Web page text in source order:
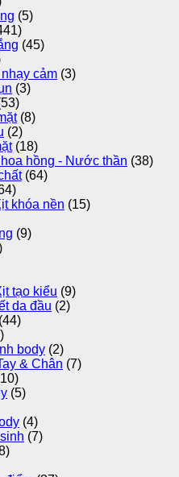
(5)
(45)
cảm (3)
(3)
(8)
(2)
(18)
hồng - Nước thần (38)
(64)
khóa nền (15)
(9)
tạo kiểu (9)
da đầu (2)
(44)
body (2)
& Chân (7)
(5)
(4)
(7)